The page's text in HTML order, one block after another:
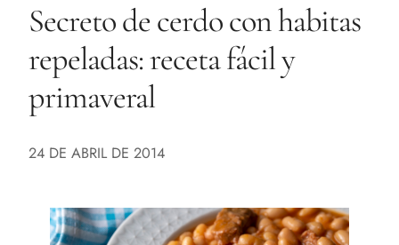
Secreto de cerdo con habitas
repeladas: receta fácil y
primaveral
24 DE ABRIL DE 2014